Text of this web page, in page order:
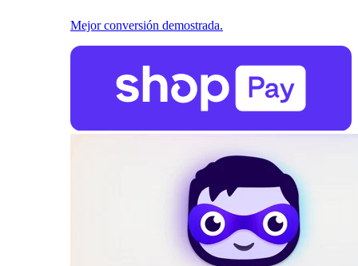
Mejor conversión demostrada.